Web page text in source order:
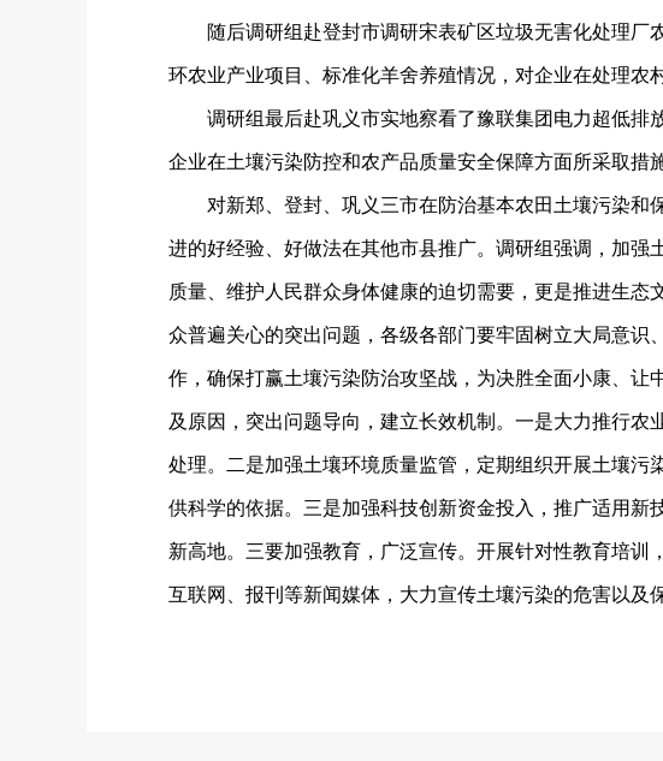
随后调研组赴登封市调研宋表矿区垃圾无害化处理
环农业产业项目、标准化羊舍养殖情况，对企业在处理
调研组最后赴巩义市实地察看了豫联集团电力超低
企业在土壤污染防控和农产品质量安全保障方面所采取
对新郑、登封、巩义三市在防治基本农田土壤污染
进的好经验、好做法在其他市县推广。 调研组强调，加强
质量、维护人民群众身体健康的迫切需要，更是推进生
众普遍关心的突出问题，各级各部门要牢固树立大局意
作，确保打赢土壤污染防治攻坚战，为决胜全面小康、
及原因，突出问题导向，建立长效机制。一是大力推行
处理。二是加强土壤环境质量监管，定期组织开展土壤
供科学的依据。三是加强科技创新资金投入，推广适用
新高地。三要加强教育，广泛宣传。开展针对性教育培
互联网、报刊等新闻媒体，大力宣传土壤污染的危害以